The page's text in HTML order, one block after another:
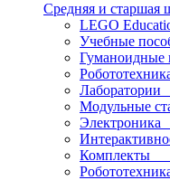
Средняя и старшая
LEGO
Учебные
Гуманоидные
Лаборатории
Модульные
Электроника
Комплекты